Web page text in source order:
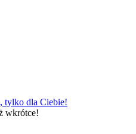
tylko dla Ciebie!
wkrótce!